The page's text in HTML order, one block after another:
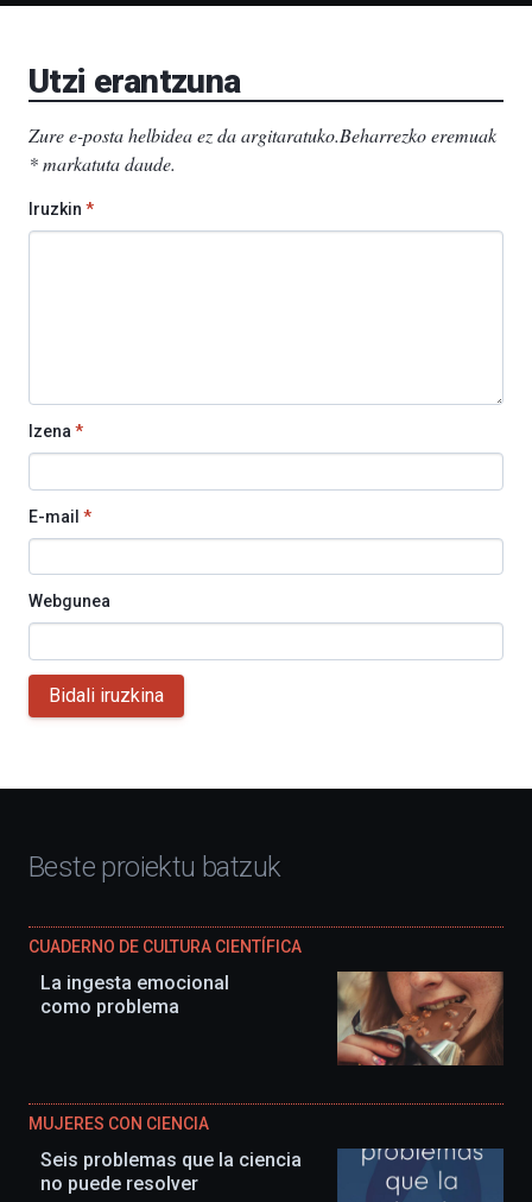
Utzi erantzuna
Zure e-posta helbidea ez da argitaratuko.Beharrezko eremuak
*markatuta daude.
Iruzkin *
Izena*
E-mail *
Webgunea
Bidali iruzkina
Beste proiektu batzuk
CUADERNO DE CULTURA CIENTÍFICA
La ingesta emocional
como problema
MUJERES CON CIENCIA
Seis problemas que la ciencia
no puede resolver